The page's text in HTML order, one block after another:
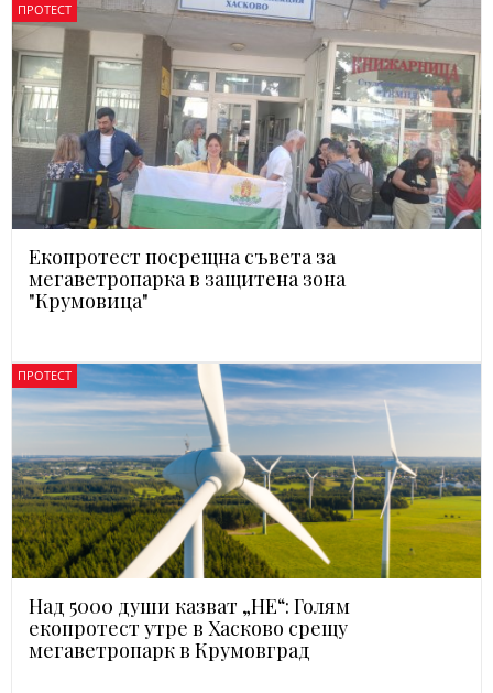
ПРОТЕСТ
Екопротест посрещна съвета за
мегаветропарка в защитена зона
"Крумовица"
ПРОТЕСТ
Над 5000 души казват „НЕ“: Голям
екопротест утре в Хасково срещу
мегаветропарк в Крумовград